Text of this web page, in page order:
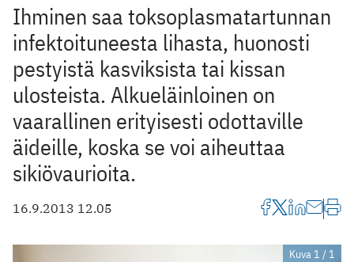
Ihminen saa toksoplasmatartunnan
infektoituneesta lihasta, huonosti
pestyistä kasviksista tai kissan
ulosteista. Alkueläinloinen on
vaarallinen erityisesti odottaville
äideille, koska se voi aiheuttaa
sikiövaurioita.
16.9.2013 12.05
Kuva 1 / 1